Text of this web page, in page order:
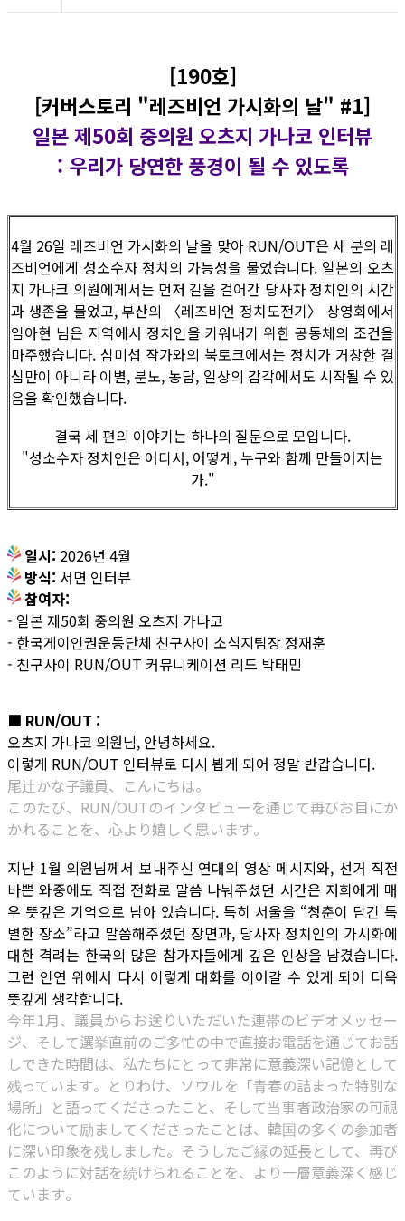
[190호]
[커버스토리 "레즈비언 가시화의 날" #1]
일본 제50회 중의원 오츠지 가나코 인터뷰
: 우리가 당연한 풍경이 될 수 있도록
4월 26일 레즈비언 가시화의 날을 맞아 RUN/OUT은 세 분의 레
즈비언에게 성소수자 정치의 가능성을 물었습니다. 일본의 오츠
지 가나코 의원에게서는 먼저 길을 걸어간 당사자 정치인의 시간
과 생존을 물었고, 부산의 〈레즈비언 정치도전기〉 상영회에서
임아현 님은 지역에서 정치인을 키워내기 위한 공동체의 조건을
마주했습니다. 심미섭 작가와의 북토크에서는 정치가 거창한 결
심만이 아니라 이별, 분노, 농담, 일상의 감각에서도 시작될 수 있
음을 확인했습니다.
결국 세 편의 이야기는 하나의 질문으로 모입니다.
"성소수자 정치인은 어디서, 어떻게, 누구와 함께 만들어지는
가."
일시: 2026년 4월
방식: 서면 인터뷰
참여자:
- 일본 제50회 중의원 오츠지 가나코
- 한국게이인권운동단체 친구사이 소식지팀장 정재훈
- 친구사이 RUN/OUT 커뮤니케이션 리드 박태민
■ RUN/OUT :
오츠지 가나코 의원님, 안녕하세요.
이렇게 RUN/OUT 인터뷰로 다시 뵙게 되어 정말 반갑습니다.
尾辻かな子議員、こんにちは。
このたび、RUN/OUTのインタビューを通じて再びお目にか
かれることを、心より嬉しく思います。
지난 1월 의원님께서 보내주신 연대의 영상 메시지와, 선거 직전
바쁜 와중에도 직접 전화로 말씀 나눠주셨던 시간은 저희에게 매
우 뜻깊은 기억으로 남아 있습니다. 특히 서울을 “청춘이 담긴 특
별한 장소”라고 말씀해주셨던 장면과, 당사자 정치인의 가시화에
대한 격려는 한국의 많은 참가자들에게 깊은 인상을 남겼습니다.
그런 인연 위에서 다시 이렇게 대화를 이어갈 수 있게 되어 더욱
뜻깊게 생각합니다.
今年1月、議員からお送りいただいた連帯のビデオメッセー
ジ、そして選挙直前のご多忙の中で直接お電話を通じてお話
しできた時間は、私たちにとって非常に意義深い記憶として
残っています。とりわけ、ソウルを「青春の詰まった特別な
場所」と語ってくださったこと、そして当事者政治家の可視
化について励ましてくださったことは、韓国の多くの参加者
に深い印象を残しました。そうしたご縁の延長として、再び
このように対話を続けられることを、より一層意義深く感じ
ています。